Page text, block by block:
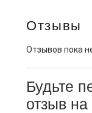
Отзывы
Отзывов пока
Будьте
отзыв